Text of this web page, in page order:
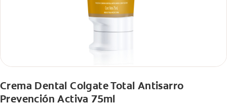
Crema Dental Colgate Total Antisarro
Prevención Activa 75ml